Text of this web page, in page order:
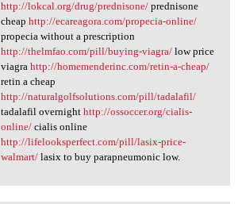
http://lokcal.org/drug/prednisone/prednisone
cheap http://ecareagora.com/propecia-online/
propecia without a prescription
http://thelmfao.com/pill/buying-viagra/low price
viagra http://homemenderinc.com/retin-a-cheap/
retin a cheap
http://naturalgolfsolutions.com/pill/tadalafil/
tadalafil overnight http://ossoccer.org/cialis-
online/cialis online
http://lifelooksperfect.com/pill/lasix-price-
walmart/lasix to buy parapneumonic low.